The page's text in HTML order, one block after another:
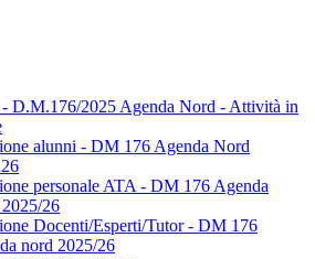
D.M.176/2025 Agenda Nord - Attività in
alunni - DM 176 Agenda Nord
personale ATA - DM 176 Agenda
26
Docenti/Esperti/Tutor - DM 176
nord 2025/26